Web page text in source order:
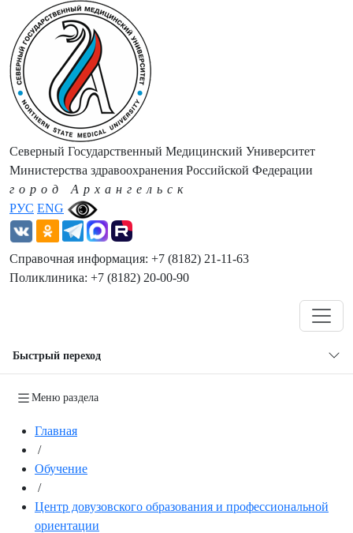
РУС ENG
Северный Государственный Медицинский Университет
Министерства здравоохранения Российской Федерации
город Архангельск
Справочная информация: +7 (8182) 21-11-63
Поликлиника: +7 (8182) 20-00-90
Быстрый переход
Меню раздела
Главная
/
Обучение
/
Центр довузовского образования и профессиональной
ориентации